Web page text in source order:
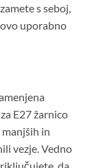
s seboj,
uporabno
E27 žarnico
in
vezje. Vedno